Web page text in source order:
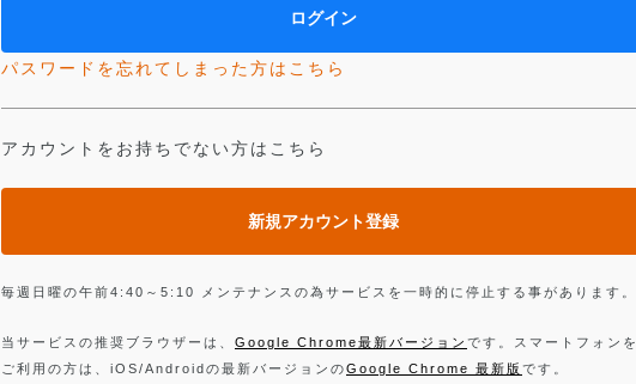
パスワードを忘れてしまった方はこちら
アカウントをお持ちでない方はこちら
新規アカウント登録
毎週日曜の午前4:40～5:10 メンテナンスの為サービスを一時的に停止する事があります。
当サービスの推奨ブラウザーは、 Google Chrome最新バージョン です。スマートフォンを
ご利用の方は、iOS/Androidの最新バージョンのGoogle Chrome 最新版 です。